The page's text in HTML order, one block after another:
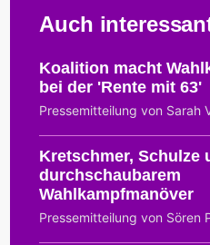
Auch
Koalition macht
bei der 'Rente mit 63'
Pressemitteilung von Sarah
Kretschmer, Schulze
durchschaubarem
Wahlkampfmanöver
Pressemitteilung von Sören